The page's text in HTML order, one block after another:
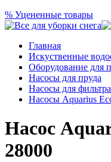
% Уцененные товары
Главная
Искуственные
Оборудование для
Насосы для пруда
Насосы для
Насосы Aquarius
Насос
28000